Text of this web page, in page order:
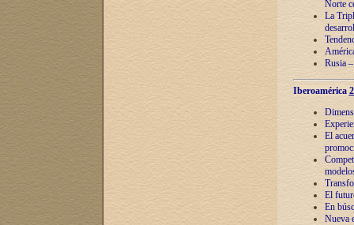
Norte
La
Rusia
Iberoamérica
El
El
En
Nueva